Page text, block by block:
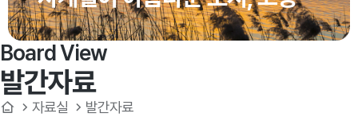
Board View
발간자료
자료실 발간자료